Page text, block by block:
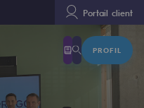
Portail client
PROFIL